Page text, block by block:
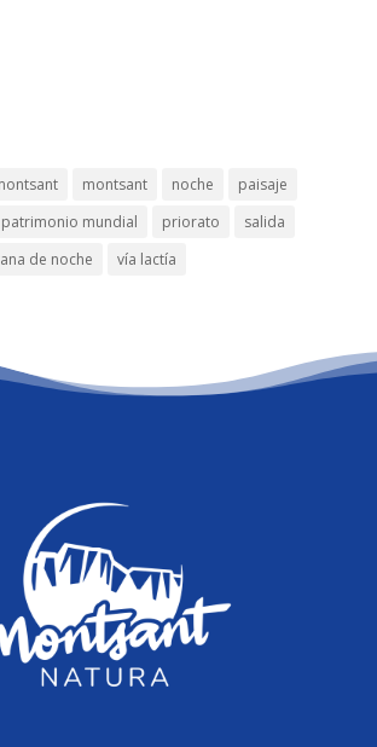
montsant noche
paisaje
patrimonio mundial priorato
salida
de noche vía lactía